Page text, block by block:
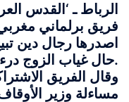
الرباط ـ ‘القدس
فريق برلماني
اصدرها رجال دين
حال غياب الزوج درءا للخطيئة.
وقال الفريق
مساءلة وزير